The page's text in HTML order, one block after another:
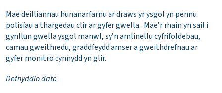
Mae deilliannau hunanarfarnu ar draws yr ysgol yn pennu
polisïau a thargedau clir ar gyfer gwella. Mae’r rhain yn sail i
gynllun gwella ysgol manwl, sy’n amlinellu cyfrifoldebau,
camau gweithredu, graddfeydd amser a gweithdrefnau ar
gyfer monitro cynnydd yn glir.
Defnyddio data